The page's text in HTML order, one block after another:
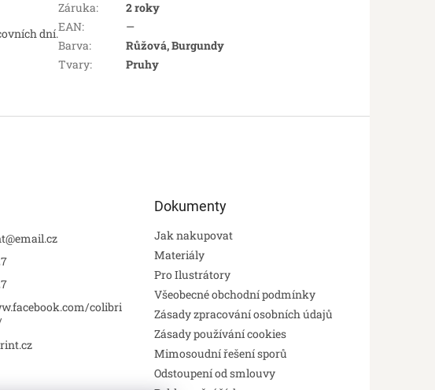
dní.
Záruka:
2 roky
EAN:
—
Barva:
Růžová, Burgundy
Tvary: Pruhy
@email.cz
colibri
Dokumenty
Jak nakupovat
Materiály
Pro Ilustrátory
Všeobecné obchodní podmínky
Zásady zpracování osobních údajů
Zásady používání cookies
Mimosoudní řešení sporů
Odstoupení od smlouvy